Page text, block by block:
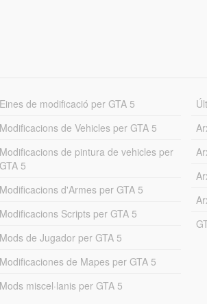
Eines de modificació per GTA 5
Modificacions de Vehicles per GTA 5
Modificacions de pintura de vehicles per
GTA 5
Modificacions d'Armes per GTA 5
Modificacions Scripts per GTA 5
Mods de Jugador per GTA 5
Modificaciones de Mapes per GTA 5
Mods miscel·lanis per GTA 5